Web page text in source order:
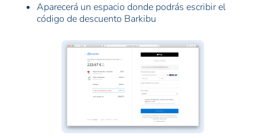
Aparecerá un espacio donde podrás escribir el
código de descuento Barkibu